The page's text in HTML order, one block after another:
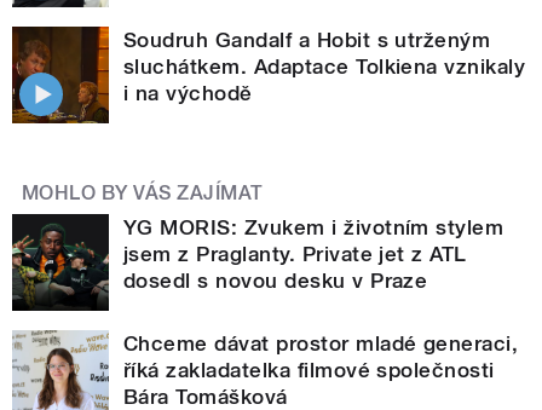
Soudruh Gandalf a Hobit s utrženým
sluchátkem. Adaptace Tolkiena vznikaly
i na východě
MOHLO BY VÁS ZAJÍMAT
YG MORIS: Zvukem i životním stylem
jsem z Praglanty. Private jet z ATL
dosedl s novou desku v Praze
Chceme dávat prostor mladé generaci,
říká zakladatelka filmové společnosti
Bára Tomášková